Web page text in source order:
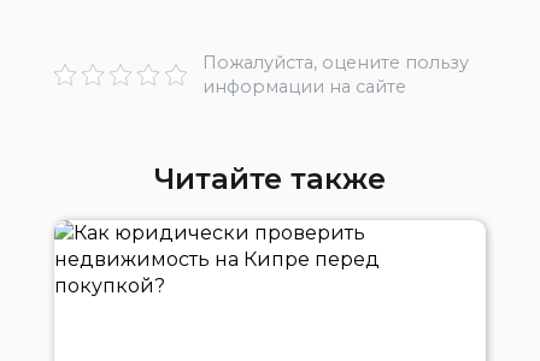
Пожалуйста, оцените пользу
информации на сайте
Читайте также